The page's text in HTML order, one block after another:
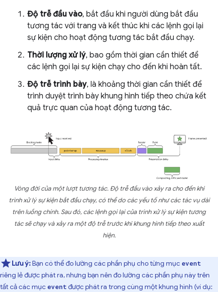
Độ trễ đầu vào, bắt đầu khi người dùng bắt đầu
tương tác với trang và kết thúc khi các lệnh gọi lại
sự kiện cho hoạt động tương tác bắt đầu chạy.
Thời lượng xử lý, bao gồm thời gian cần thiết để
các lệnh gọi lại sự kiện chạy cho đến khi hoàn tất.
Độ trễ trình bày, là khoảng thời gian cần thiết để
trình duyệt trình bày khung hình tiếp theo chứa kết
quả trực quan của hoạt động tương tác.
Vòng đời của một lượt tương tác. Độ trễ đầu vào xảy ra cho đến khi
trình xử lý sự kiện bắt đầu chạy, có thể do các yếu tố như các tác vụ dài
trên luồng chính. Sau đó, các lệnh gọi lại của trình xử lý sự kiện tương
tác sẽ chạy và xảy ra một độ trễ trước khi khung hình tiếp theo xuất
hiện.
Lưu ý:Bạn có thể đo lường các phần phụ cho từng mục event
riêng lẻ được phát ra, nhưng bạn nên đo lường các phần phụ này trên
tất cả các mục event được phát ra trong cùng một khung hình (ví dụ: